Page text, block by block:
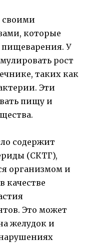
своими
которые
У
рост
таких как
Эти
пищу и
содержит
(СКТГ),
организмом и
качестве
Это может
желудок и